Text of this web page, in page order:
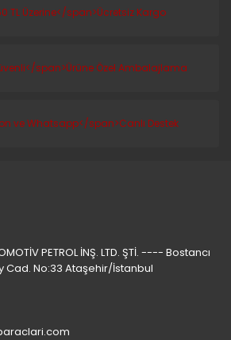
PETROL İNŞ. LTD. ŞTİ. ---- Bostancı
Cad. No:33 Ataşehir/İstanbul